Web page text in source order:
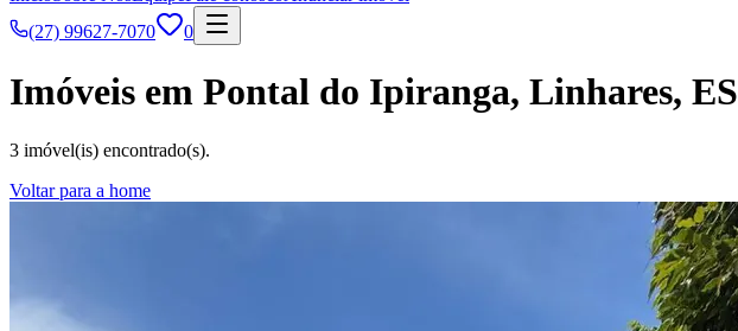
(27) 99627-7070
0
Imóveis em Pontal do Ipiranga, Linhares, ES
3 imóvel(is) encontrado(s).
Voltar para a home